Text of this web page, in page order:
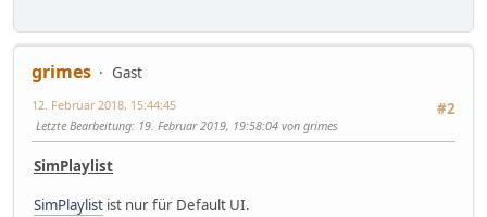
grimes
Gast
#2
12. Februar 2018, 15:44:45
Letzte Bearbeitung: 19. Februar 2019, 19:58:04 von grimes
SimPlaylist
SimPlaylist ist nur für Default UI.